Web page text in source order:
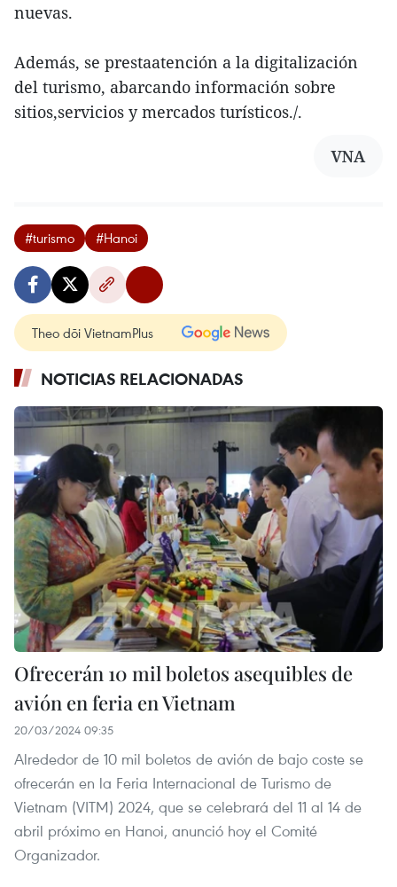
nuevas.
Además, se prestaatención a la digitalización
del turismo, abarcando información sobre
sitios,servicios y mercados turísticos./.
VNA
#turismo #Hanoi
Theo dõi VietnamPlus
NOTICIAS RELACIONADAS
Ofrecerán 10 mil boletos asequibles de
avión en feria en Vietnam
20/03/2024 09:35
Alrededor de 10 mil boletos de avión de bajo coste se
ofrecerán en la Feria Internacional de Turismo de
Vietnam (VITM) 2024, que se celebrará del 11 al 14 de
abril próximo en Hanoi, anunció hoy el Comité
Organizador.